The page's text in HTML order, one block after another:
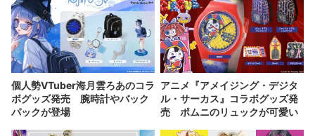
個人勢VTuber海月雲ろあのコラ
ボグッズ発売 腕時計やバック
パックが登場
アニメ『アメイジング・デジタ
ル・サーカス』コラボグッズ発
売 ポムニのリュックが可愛い